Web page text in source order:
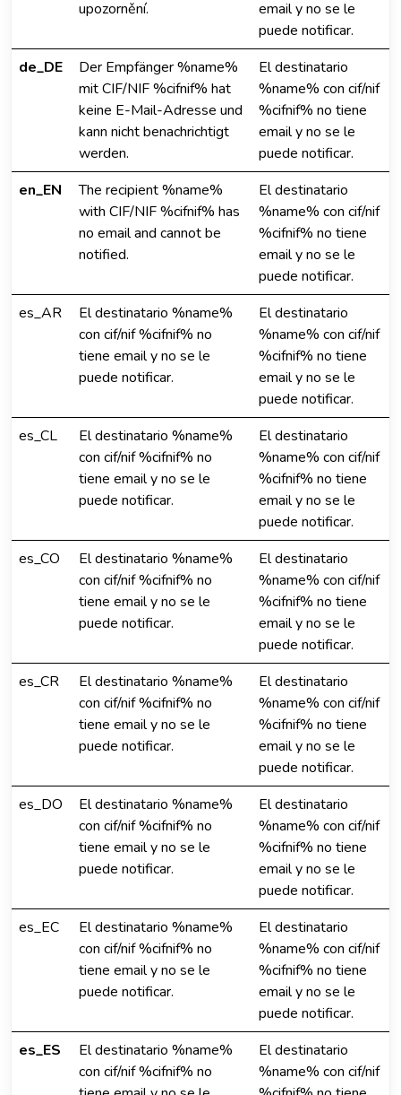
upozornění.
email y no se le
puede notificar.
de_DE
Der Empfänger %name%
mit CIF/NIF %cifnif% hat
keine E-Mail-Adresse und
kann nicht benachrichtigt
werden.
El destinatario
%name% con cif/nif
%cifnif% no tiene
email y no se le
puede notificar.
en_EN
The recipient %name%
with CIF/NIF %cifnif% has
no email and cannot be
notified.
El destinatario
%name% con cif/nif
%cifnif% no tiene
email y no se le
puede notificar.
es_AR
El destinatario %name%
con cif/nif %cifnif% no
tiene email y no se le
puede notificar.
El destinatario
%name% con cif/nif
%cifnif% no tiene
email y no se le
puede notificar.
es_CL
El destinatario %name%
con cif/nif %cifnif% no
tiene email y no se le
puede notificar.
El destinatario
%name% con cif/nif
%cifnif% no tiene
email y no se le
puede notificar.
es_CO
El destinatario %name%
con cif/nif %cifnif% no
tiene email y no se le
puede notificar.
El destinatario
%name% con cif/nif
%cifnif% no tiene
email y no se le
puede notificar.
es_CR
El destinatario %name%
con cif/nif %cifnif% no
tiene email y no se le
puede notificar.
El destinatario
%name% con cif/nif
%cifnif% no tiene
email y no se le
puede notificar.
es_DO
El destinatario %name%
con cif/nif %cifnif% no
tiene email y no se le
puede notificar.
El destinatario
%name% con cif/nif
%cifnif% no tiene
email y no se le
puede notificar.
es_EC
El destinatario %name%
con cif/nif %cifnif% no
tiene email y no se le
puede notificar.
El destinatario
%name% con cif/nif
%cifnif% no tiene
email y no se le
puede notificar.
es_ES
El destinatario %name%
con cif/nif %cifnif% no
El destinatario
%name% con cif/nif